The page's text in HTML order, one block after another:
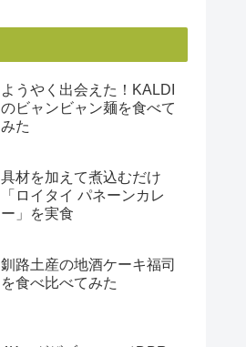
ようやく出会えた！KALDI
のビャンビャン麺を食べて
みた
具材を加えて煮込むだけ
「ロイタイ パネーンカレ
ー」を実食
釧路土産の地酒ケーキ福司
を食べ比べてみた